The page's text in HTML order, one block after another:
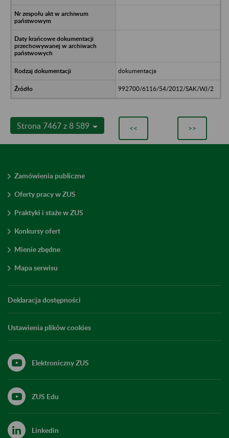
dokumentacja
992700/6116/54/2012/SAK/WJ/2
Strona 7467 z 8 589 << >>
Zamówienia publiczne
Oferty pracy w ZUS
Praktyki i staże w ZUS
Konkursy ofert
Mienie zbędne
Mapa serwisu
Deklaracja dostępności
Ustawienia plików cookies
Elektroniczny ZUS
ZUS Edu
Linkedin